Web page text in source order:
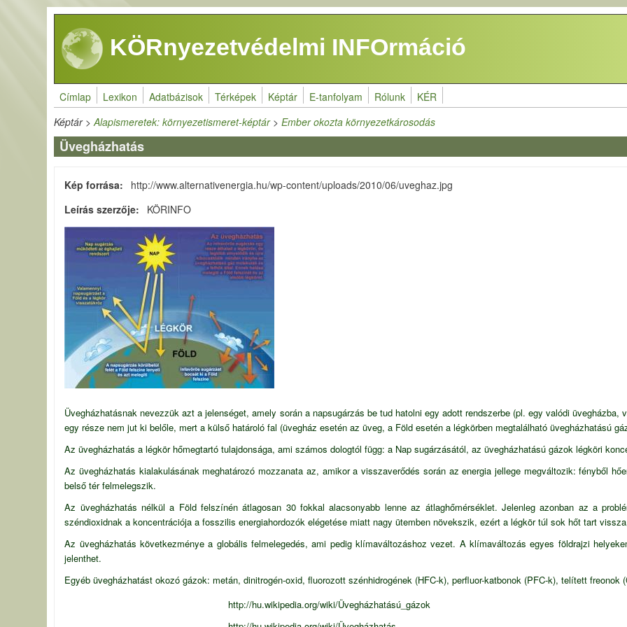
Ugrás a tartalomra
KÖRnyezetvédelmi INFOrmáció
Címlap Lexikon Adatbázisok Térképek Képtár E-tanfolyam Rólunk KÉR
Képtár>Alapismeretek: környezetismeret-képtár>Ember okozta környezetkárosodás
Üvegházhatás
Kép forrása
http://www.alternativenergia.hu/wp-content/uploads/2010/06/uveghaz.jpg
Leírás szerzője
KÖRINFO
Üvegházhatásnak nevezzük azt a jelenséget, amely során a napsugárzás be tud hatolni egy adott rendszerbe (pl. egy valódi
egy része nem jut ki belőle, mert a külső határoló fal (üvegház esetén az üveg, a Föld esetén a légkörben megtalálható üvegházhatású
Azüvegházhatás a légkör hőmegtartó tulajdonsága, ami számos dologtól függ: a Nap sugárzásától, azüvegházhatású gázok légköri
Az üvegházhatás kialakulásának meghatározó mozzanata az, amikor a visszaverődés során az energia jellege megváltozik: fényből
belső tér felmelegszik.
Az üvegházhatás nélkül a Föld felszínén átlagosan 30 fokkal alacsonyabb lenne az átlaghőmérséklet. Jelenleg azonban az a
széndioxidnak a koncentrációja a fosszilis energiahordozók elégetése miatt nagy ütemben növekszik, ezért a légkör túl sok hőt tart
Az üvegházhatás következménye a globális felmelegedés, ami pedig klímaváltozáshoz vezet. A klímaváltozás egyes földrajzi
jelenthet.
Egyéb üvegházhatást okozó gázok: metán, dinitrogén-oxid, fluorozott szénhidrogének (HFC-k), perfluor-katbonok (PFC-k), telített
http://hu.wikipedia.org/wiki/Üvegházhatású_gázok